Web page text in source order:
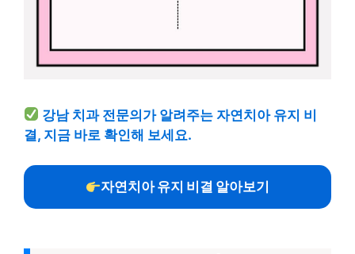
강남 치과 전문의가 알려주는 자연치아 유지 비
결, 지금 바로 확인해 보세요.
자연치아 유지 비결 알아보기